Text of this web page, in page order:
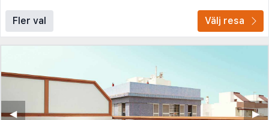
Fler val Välj resa
▶︎
◀︎